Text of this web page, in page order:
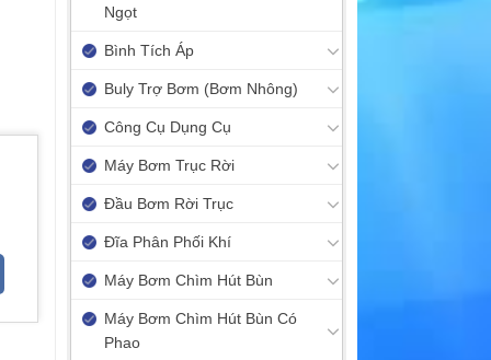
Ngọt
Bình Tích Áp
Buly Trợ Bơm (Bơm Nhông)
Công Cụ Dụng Cụ
Máy Bơm Trục Rời
Đầu Bơm Rời Trục
Đĩa Phân Phối Khí
Máy Bơm Chìm Hút Bùn
Máy Bơm Chìm Hút Bùn Có
Phao